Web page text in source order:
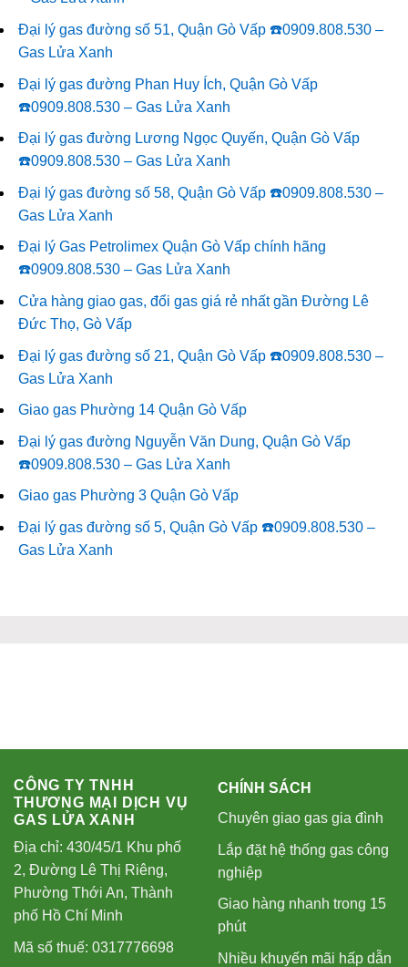
Đại lý gas đường số 51, Quận Gò Vấp ☎️0909.808.530 –
Gas Lửa Xanh
Đại lý gas đường Phan Huy Ích, Quận Gò Vấp
☎️0909.808.530 – Gas Lửa Xanh
Đại lý gas đường Lương Ngọc Quyến, Quận Gò Vấp
☎️0909.808.530 – Gas Lửa Xanh
Đại lý gas đường số 58, Quận Gò Vấp ☎️0909.808.530 –
Gas Lửa Xanh
Đại lý Gas Petrolimex Quận Gò Vấp chính hãng
☎️0909.808.530 – Gas Lửa Xanh
Cửa hàng giao gas, đổi gas giá rẻ nhất gần Đường Lê
Đức Thọ, Gò Vấp
Đại lý gas đường số 21, Quận Gò Vấp ☎️0909.808.530 –
Gas Lửa Xanh
Giao gas Phường 14 Quận Gò Vấp
Đại lý gas đường Nguyễn Văn Dung, Quận Gò Vấp
☎️0909.808.530 – Gas Lửa Xanh
Giao gas Phường 3 Quận Gò Vấp
Đại lý gas đường số 5, Quận Gò Vấp ☎️0909.808.530 –
Gas Lửa Xanh
CÔNG TY TNHH
THƯƠNG MẠI DỊCH VỤ
GAS LỬA XANH
Địa chỉ: 430/45/1 Khu phố
2, Đường Lê Thị Riêng,
Phường Thới An, Thành
phố Hồ Chí Minh
Mã số thuế: 0317776698
CHÍNH SÁCH
Chuyên giao gas gia đình
Lắp đặt hệ thống gas công
nghiệp
Giao hàng nhanh trong 15
phút
Nhiều khuyến mãi hấp dẫn